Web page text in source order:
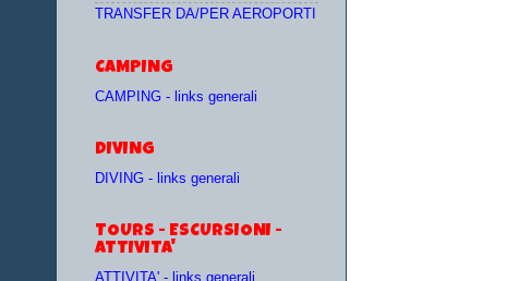
TRANSFER DA/PER AEROPORTI
CAMPING
CAMPING - links generali
DIVING
DIVING - links generali
TOURS - ESCURSIONI -
ATTIVITA'